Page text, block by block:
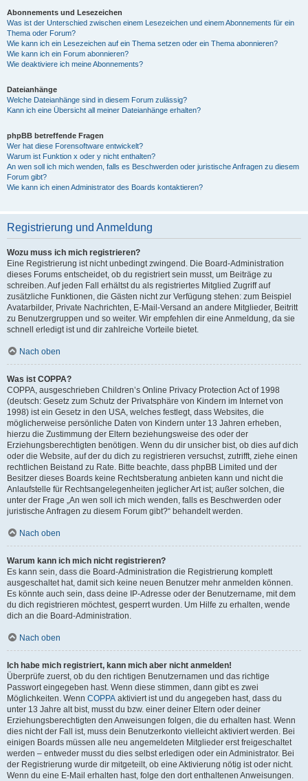
Abonnements und Lesezeichen
Was ist der Unterschied zwischen einem Lesezeichen und einem Abonnements für ein
Thema oder Forum?
Wie kann ich ein Lesezeichen auf ein Thema setzen oder ein Thema abonnieren?
Wie kann ich ein Forum abonnieren?
Wie deaktiviere ich meine Abonnements?
Dateianhänge
Welche Dateianhänge sind in diesem Forum zulässig?
Kann ich eine Übersicht all meiner Dateianhänge erhalten?
phpBB betreffende Fragen
Wer hat diese Forensoftware entwickelt?
Warum ist Funktion x oder y nicht enthalten?
An wen soll ich mich wenden, falls es Beschwerden oder juristische Anfragen zu diesem
Forum gibt?
Wie kann ich einen Administrator des Boards kontaktieren?
Registrierung und Anmeldung
Wozu muss ich mich registrieren?
Eine Registrierung ist nicht unbedingt zwingend. Die Board-Administration
dieses Forums entscheidet, ob du registriert sein musst, um Beiträge zu
schreiben. Auf jeden Fall erhältst du als registriertes Mitglied Zugriff auf
zusätzliche Funktionen, die Gästen nicht zur Verfügung stehen: zum Beispiel
Avatarbilder, Private Nachrichten, E-Mail-Versand an andere Mitglieder, Beitritt
zu Benutzergruppen und so weiter. Wir empfehlen dir eine Anmeldung, da sie
schnell erledigt ist und dir zahlreiche Vorteile bietet.
Nach oben
Was ist COPPA?
COPPA, ausgeschrieben Children’s Online Privacy Protection Act of 1998
(deutsch: Gesetz zum Schutz der Privatsphäre von Kindern im Internet von
1998) ist ein Gesetz in den USA, welches festlegt, dass Websites, die
möglicherweise persönliche Daten von Kindern unter 13 Jahren erheben,
hierzu die Zustimmung der Eltern beziehungsweise des oder der
Erziehungsberechtigten benötigen. Wenn du dir unsicher bist, ob dies auf dich
oder die Website, auf der du dich zu registrieren versuchst, zutrifft, ziehe einen
rechtlichen Beistand zu Rate. Bitte beachte, dass phpBB Limited und der
Besitzer dieses Boards keine Rechtsberatung anbieten kann und nicht die
Anlaufstelle für Rechtsangelegenheiten jeglicher Art ist; außer solchen, die
unter der Frage „An wen soll ich mich wenden, falls es Beschwerden oder
juristische Anfragen zu diesem Forum gibt?“ behandelt werden.
Nach oben
Warum kann ich mich nicht registrieren?
Es kann sein, dass die Board-Administration die Registrierung komplett
ausgeschaltet hat, damit sich keine neuen Benutzer mehr anmelden können.
Es könnte auch sein, dass deine IP-Adresse oder der Benutzername, mit dem
du dich registrieren möchtest, gesperrt wurden. Um Hilfe zu erhalten, wende
dich an die Board-Administration.
Nach oben
Ich habe mich registriert, kann mich aber nicht anmelden!
Überprüfe zuerst, ob du den richtigen Benutzernamen und das richtige
Passwort eingegeben hast. Wenn diese stimmen, dann gibt es zwei
Möglichkeiten. Wenn COPPA aktiviert ist und du angegeben hast, dass du
unter 13 Jahre alt bist, musst du bzw. einer deiner Eltern oder deiner
Erziehungsberechtigten den Anweisungen folgen, die du erhalten hast. Wenn
dies nicht der Fall ist, muss dein Benutzerkonto vielleicht aktiviert werden. Bei
einigen Boards müssen alle neu angemeldeten Mitglieder erst freigeschaltet
werden – entweder musst du dies selbst erledigen oder ein Administrator. Bei
der Registrierung wurde dir mitgeteilt, ob eine Aktivierung nötig ist oder nicht.
Wenn du eine E-Mail erhalten hast, folge den dort enthaltenen Anweisungen.